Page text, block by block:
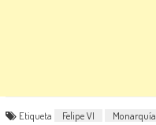
Etiqueta Felipe VI Monarquía